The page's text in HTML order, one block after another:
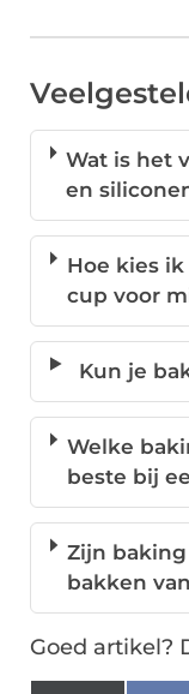
Wat is het
en
Hoe kies
cup voor
Kun je
Welke
beste bij
Zijn
bakken
Goed artikel?